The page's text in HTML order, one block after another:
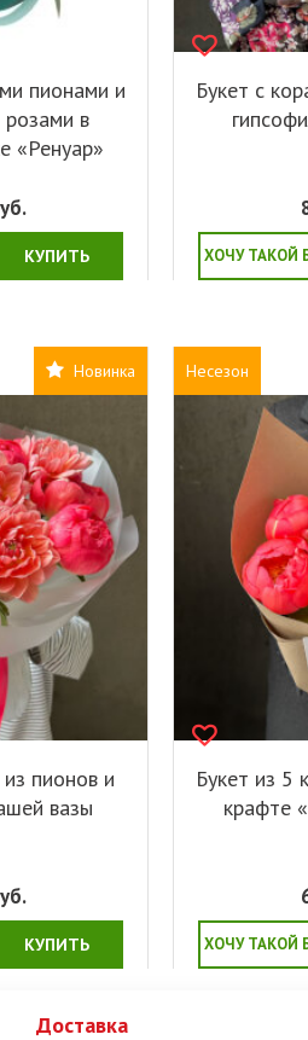
пионами и
в
«Ренуар»
КУПИТЬ
Букет с
ХОЧУ ТАКОЙ
Новинка
пионов и
вазы
КУПИТЬ
Несезон
Букет из 5
крафте
ХОЧУ ТАКОЙ
Доставка